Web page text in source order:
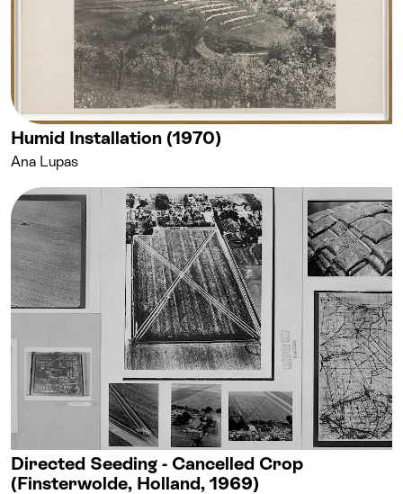
Humid Installation (1970)
Ana Lupas
Directed Seeding - Cancelled Crop
(Finsterwolde, Holland, 1969)